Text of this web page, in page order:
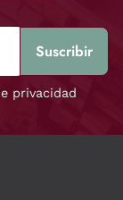
privacidad